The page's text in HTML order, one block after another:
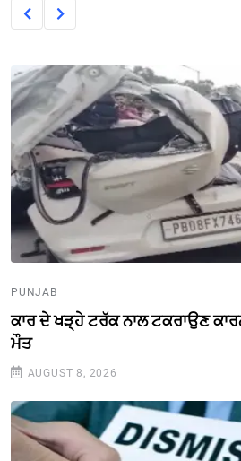
PUNJAB
ਕਾਰ ਦੇ ਖੜ੍ਹੇ ਟਰੱਕ ਨਾਲ ਟਕਰਾਉਣ
ਮੌਤ
AUGUST 8, 2026